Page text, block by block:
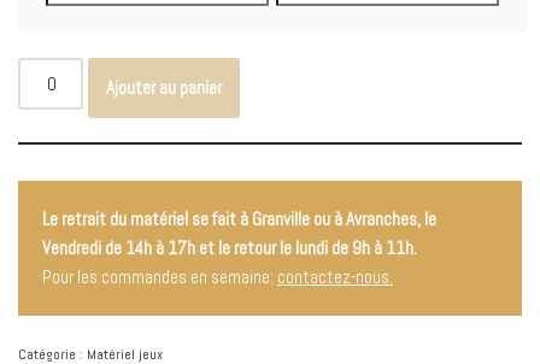
Ajouter au panier
Le retrait du matériel se fait à Granville ou à Avranches, le
Vendredi de 14h à 17h et le retour le lundi de 9h à 11h.
Pour les commandes en semaine: contactez-nous.
Catégorie : Matériel jeux